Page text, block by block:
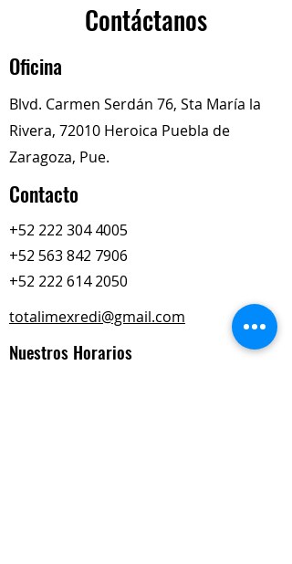
Contáctanos
Oficina
Blvd. Carmen Serdán 76, Sta María la
Rivera, 72010 Heroica Puebla de
Zaragoza, Pue.
Contacto
+52 222 304 4005
+52 563 842 7906
+52 222 614 2050
totalimexredi@gmail.com
Nuestros Horarios